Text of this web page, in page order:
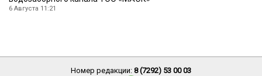
6 Августа 11:21
Номер редакции: 8 (7292) 53 00 03